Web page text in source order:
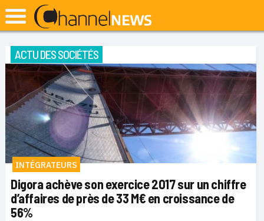
ACTU DES SOCIÉTÉS
INTÉGRATEURS
Digora achève son exercice 2017 sur un chiffre
d’affaires de près de 33 M€ en croissance de
56%